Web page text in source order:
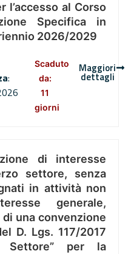
l’accesso al Corso
Specifica in
2026/2029
:
Scaduto
da:
11
giorni
Maggiori
dettagli
di interesse
settore, senza
in attività non
generale,
una convenzione
D. Lgs. 117/2017
Settore” per la